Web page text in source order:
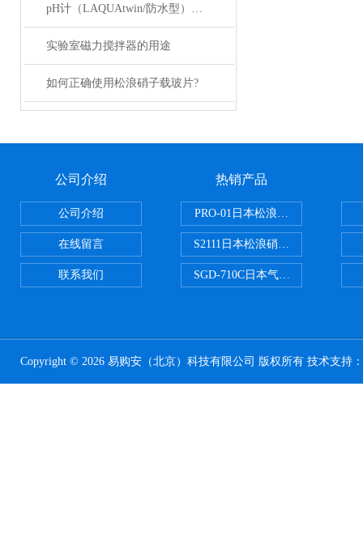
pH计（LAQUAtwin/防水型）主要用于哪里
实验室磁力搅拌器的用途
如何正确使用松浪硝子载玻片?
公司介绍
公司介绍
在线留言
联系我们
热销产品
PRO-01日本松浪硝子玻璃制品载
S2111日本松浪硝子载玻片
SGD-710C日本气体分割器
Copyright © 2026 易购安（北京）科技有限公司 版权所有 技术支持：